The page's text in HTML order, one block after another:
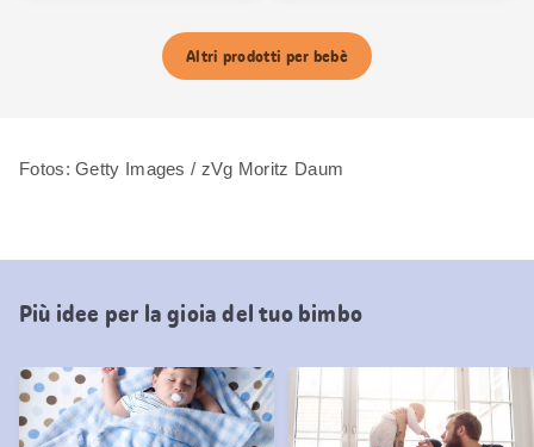
Altri prodotti per bebè
Fotos: Getty Images / zVg Moritz Daum
Più idee per la gioia del tuo bimbo